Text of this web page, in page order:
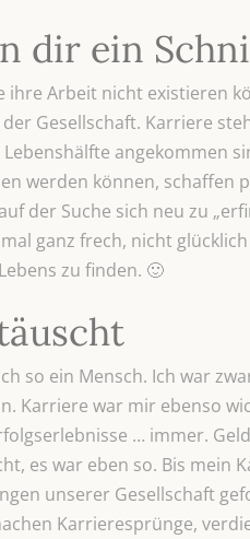
dir ein
ihre Arbeit nicht existieren
Gesellschaft. Karriere
angekommen
werden können, schaffen
der Suche sich neu zu
ganz frech, nicht
zu finden. 🙂
so ein Mensch. Ich war
Karriere war mir ebenso
… immer.
es war eben so. Bis mein
unserer Gesellschaft
Karrieresprünge,